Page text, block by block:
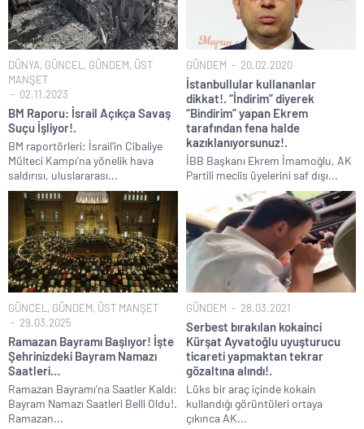
DÜNYA, GÜNCEL , GÜNDEM, ÜST
MANŞET
02.11.2023
BM Raporu: İsrail Açıkça Savaş
Suçu İşliyor!.
BM raportörleri: İsrail’in Cibaliye
Mülteci Kampı’na yönelik hava
saldırısı, uluslararası...
GÜNDEM 20.02.2020
İstanbullular kullananlar
dikkat!. “İndirim” diyerek
“Bindirim” yapan Ekrem
tarafından fena halde
kazıklanıyorsunuz!.
İBB Başkanı Ekrem İmamoğlu, AK
Partili meclis üyelerini saf dışı...
GÜNCEL , GÜNDEM, ÜST MANŞET
29.03.2025
Ramazan Bayramı Başlıyor! İşte
Şehrinizdeki Bayram Namazı
Saatleri…
Ramazan Bayramı’na Saatler Kaldı:
Bayram Namazı Saatleri Belli Oldu!.
Ramazan...
GÜNDEM 28.03.2021
Serbest bırakılan kokainci
Kürşat Ayvatoğlu uyuşturucu
ticareti yapmaktan tekrar
gözaltına alındı!.
Lüks bir araç içinde kokain
kullandığı görüntüleri ortaya
çıkınca AK...